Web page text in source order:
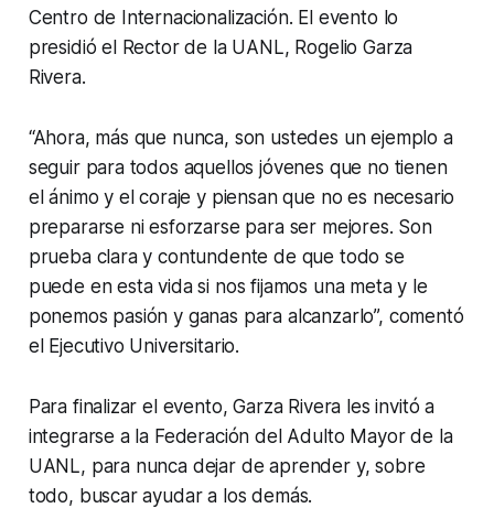
Centro de Internacionalización. El evento lo
presidió el Rector de la UANL, Rogelio Garza
Rivera.
“Ahora, más que nunca, son ustedes un ejemplo a
seguir para todos aquellos jóvenes que no tienen
el ánimo y el coraje y piensan que no es necesario
prepararse ni esforzarse para ser mejores. Son
prueba clara y contundente de que todo se
puede en esta vida si nos fijamos una meta y le
ponemos pasión y ganas para alcanzarlo”, comentó
el Ejecutivo Universitario.
Para finalizar el evento, Garza Rivera les invitó a
integrarse a la Federación del Adulto Mayor de la
UANL, para nunca dejar de aprender y, sobre
todo, buscar ayudar a los demás.